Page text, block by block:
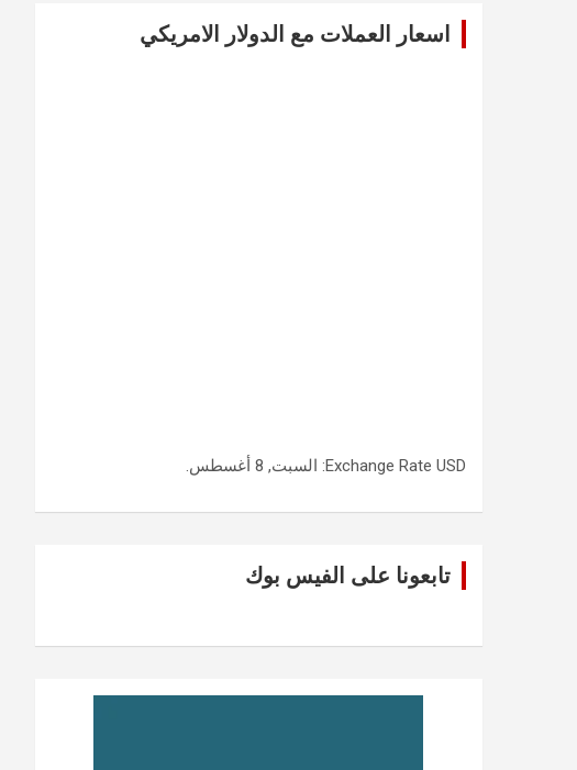
اسعار العملات مع الدولار الامريكي
Exchange Rate USD : السبت, 8 أغسطس.
تابعونا على الفيس بوك